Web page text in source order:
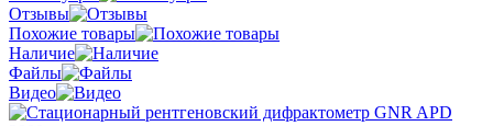
Отзывы
Похожие товары
Наличие
Файлы
Видео